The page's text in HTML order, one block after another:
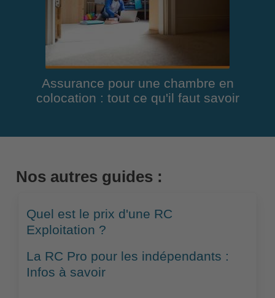
Assurance pour une chambre en
colocation : tout ce qu'il faut savoir
Nos autres guides :
Quel est le prix d'une RC
Exploitation ?
La RC Pro pour les indépendants :
Infos à savoir